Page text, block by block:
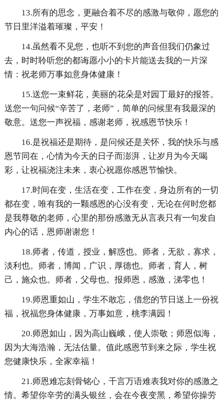
13.所有的思念，更融合着不尽的感激与敬仰，愿您的
节日里洋溢着璀璨，平安！
14.虽然看不见您，也听不到您的声音但我们仍象过
去，时时聆听您的都诲愿小小的卡片能送去我的一片深
情：祝老师万事如意身体健康！
15.送您一束鲜花，美丽的花朵是对园丁最好的报答。
送您一句问候“辛苦了，老师”，简单的问候里有我最深的
敬意。送您一声祝福，感谢老师，祝感恩节快乐！
16.是祝福还是期待，是问候还是关怀，我的快乐与感
恩节同在，心情为今天的日子而澎湃，让岁月为今天喝
彩，让祝福浇注未来，衷心祝愿你感恩节愉快。
17.时间在变，生活在变，工作在变，身边所有的一切
都在变，唯有我的一颗感恩的心没有变，无论在何时您都
是我尊敬的老师，心里的那份感激无从言表只有一句发自
内心的话，恩师谢谢您！
18.师者，传道，授业，解惑也。师者，无欲，寡求，
淡利也。师者，博闻，广识，厚德也。师者，育人，树
己，施众也。师者，父母也。报师恩，感激，涕零也！
19.师恩重如山，学生不敢忘，借您的节日送上一份祝
福，祝福您身体健康，万事如意，桃李满园！
20.师恩如山，因为高山巍峨，使人崇敬；师恩似海，
因为大海浩瀚，无法估量。值此感恩节到来之际，学生祝
您健康快乐，全家幸福！
21.师恩难忘刻骨铭心，千言万语难表我对你的感激之
情。希望你辛劳的满头银丝，会在今夜变黑，希望你操劳